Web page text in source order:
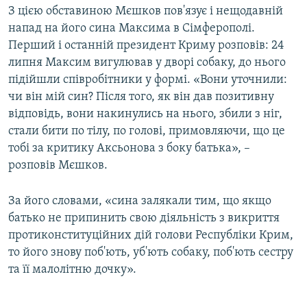
З цією обставиною Мєшков пов'язує і нещодавній
напад на його сина Максима в Сімферополі.
Перший і останній президент Криму розповів: 24
липня Максим вигулював у дворі собаку, до нього
підійшли співробітники у формі. «Вони уточнили:
чи він мій син? Після того, як він дав позитивну
відповідь, вони накинулись на нього, збили з ніг,
стали бити по тілу, по голові, примовляючи, що це
тобі за критику Аксьонова з боку батька», –
розповів Мєшков.
За його словами, «сина залякали тим, що якщо
батько не припинить свою діяльність з викриття
протиконституційних дій голови Республіки Крим,
то його знову поб'ють, уб'ють собаку, поб'ють сестру
та її малолітню дочку».